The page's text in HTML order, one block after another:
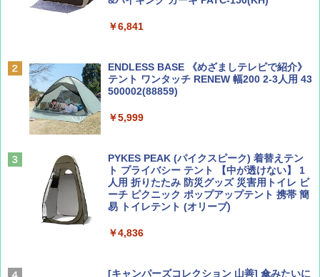
￥1,500
￥713
￥2,079
￥2,479
ァキア 2026～2027 地球の歩き方A ヨーロッ
￥2,277
￥6,841
ENDLESS BASE 《めざましテレビで紹介》
テント ワンタッチ RENEW 幅200 2-3人用 43
500002(88859)
￥5,999
PYKES PEAK (パイクスピーク) 着替えテン
ト プライバシー テント 【中が透けない】 1
人用 折りたたみ 防災グッズ 災害用トイレ ビ
ーチ ピクニック ポップアップテント 携帯 簡
易 トイレテント (オリーブ)
￥4,836
[キャンパーズコレクション 山善] 傘みたいに